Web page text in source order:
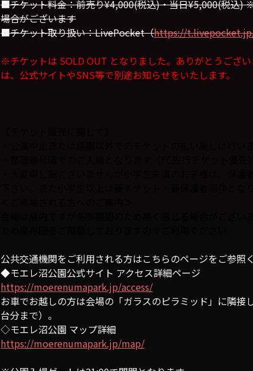
■チケット料金：前売り¥4,000(税込)・当日¥5,000(税込)
場合がございます
■チケット取り扱い：LivePocket（https://
※チケットは SOLD OUT となりました。ありがとうござ
は、公式サイトやSNS等で別途お知らせをいたします。
公共交通機関をご利用される方はこちらのページをご参照
◆モエレ沼公園公式サイト アクセス詳細ページ
https://moerenumapark.jp/access/
お車でお越しの方は会場の「ガラスのピラミッド」に隣
台分まで）。
◇モエレ沼公園 マップ詳細
https://moerenumapark.jp/map/